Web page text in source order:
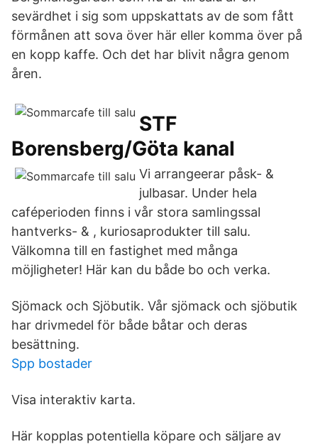
sevärdhet i sig som uppskattats av de som fått
förmånen att sova över här eller komma över på
en kopp kaffe. Och det har blivit några genom
åren.
STF
Borensberg/Göta kanal
Vi arrangeerar påsk- &
julbasar. Under hela
caféperioden finns i vår stora samlingssal
hantverks- & , kuriosaprodukter till salu.
Välkomna till en fastighet med många
möjligheter! Här kan du både bo och verka.
Sjömack och Sjöbutik. Vår sjömack och sjöbutik
har drivmedel för både båtar och deras
besättning.
Spp bostader
Visa interaktiv karta.
Här kopplas potentiella köpare och säljare av